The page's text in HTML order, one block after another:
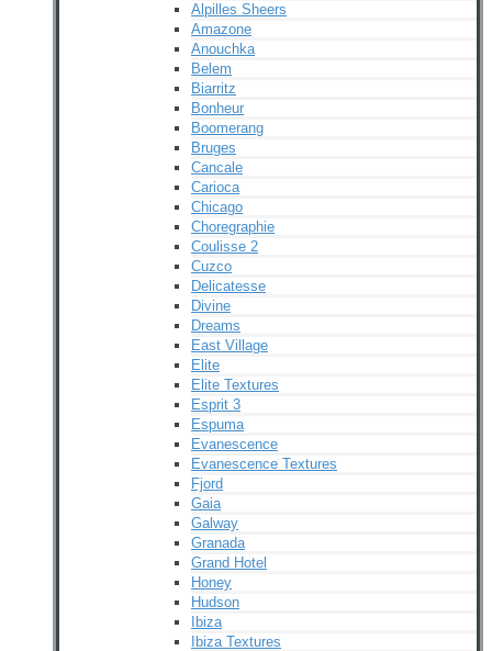
Alpilles Sheers
Amazone
Anouchka
Belem
Biarritz
Bonheur
Boomerang
Bruges
Cancale
Carioca
Chicago
Choregraphie
Coulisse 2
Cuzco
Delicatesse
Divine
Dreams
East Village
Elite
Elite Textures
Esprit 3
Espuma
Evanescence
Evanescence Textures
Fjord
Gaia
Galway
Granada
Grand Hotel
Honey
Hudson
Ibiza
Ibiza Textures